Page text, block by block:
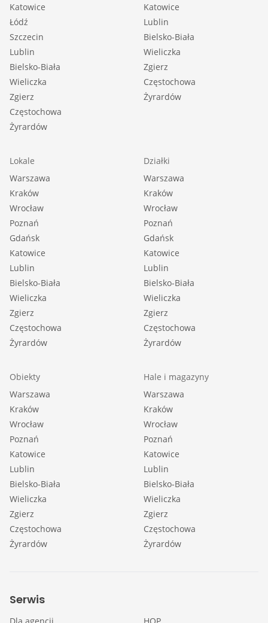
Katowice
Łódź
Szczecin
Lublin
Bielsko-Biała
Wieliczka
Zgierz
Częstochowa
Żyrardów
Katowice
Lublin
Bielsko-Biała
Wieliczka
Zgierz
Częstochowa
Żyrardów
Lokale
Warszawa
Kraków
Wrocław
Poznań
Gdańsk
Katowice
Lublin
Bielsko-Biała
Wieliczka
Zgierz
Częstochowa
Żyrardów
Działki
Warszawa
Kraków
Wrocław
Poznań
Gdańsk
Katowice
Lublin
Bielsko-Biała
Wieliczka
Zgierz
Częstochowa
Żyrardów
Obiekty
Warszawa
Kraków
Wrocław
Poznań
Katowice
Lublin
Bielsko-Biała
Wieliczka
Zgierz
Częstochowa
Żyrardów
Hale i magazyny
Warszawa
Kraków
Wrocław
Poznań
Katowice
Lublin
Bielsko-Biała
Wieliczka
Zgierz
Częstochowa
Żyrardów
Serwis